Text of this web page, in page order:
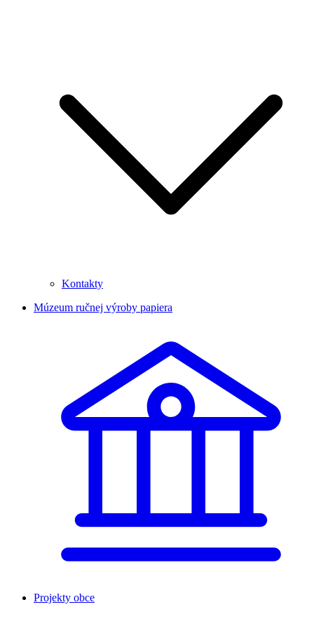
Kontakty
Múzeum ručnej výroby papiera
Projekty obce